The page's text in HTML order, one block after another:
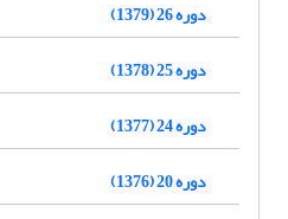
دوره 26 (1379)
دوره 25 (1378)
دوره 24 (1377)
دوره 20 (1376)